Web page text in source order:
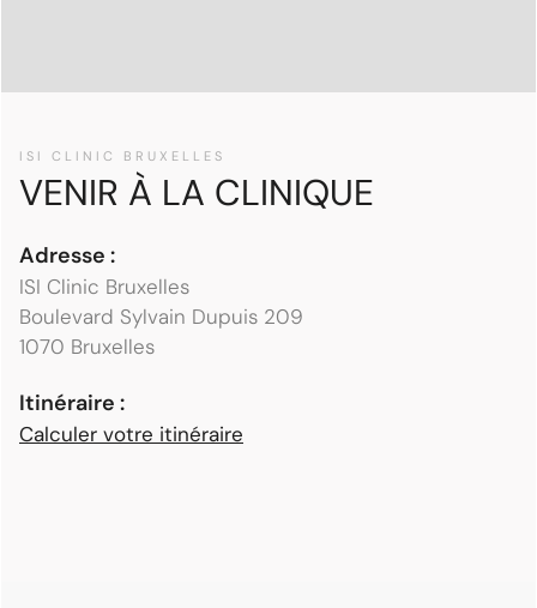
ISI CLINIC BRUXELLES
VENIR À LA CLINIQUE
Adresse :
ISI Clinic Bruxelles
Boulevard Sylvain Dupuis 209
1070 Bruxelles
Itinéraire :
Calculer votre itinéraire